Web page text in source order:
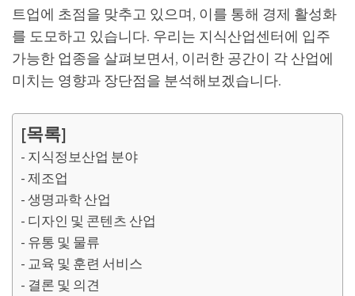
트업에 초점을 맞추고 있으며, 이를 통해 경제 활성화
를 도모하고 있습니다. 우리는 지식산업센터에 입주
가능한 업종을 살펴보면서, 이러한 공간이 각 산업에
미치는 영향과 장단점을 분석해보겠습니다.
[목록]
지식정보산업 분야
제조업
생명과학 산업
디자인 및 콘텐츠 산업
유통 및 물류
교육 및 훈련 서비스
결론 및 의견